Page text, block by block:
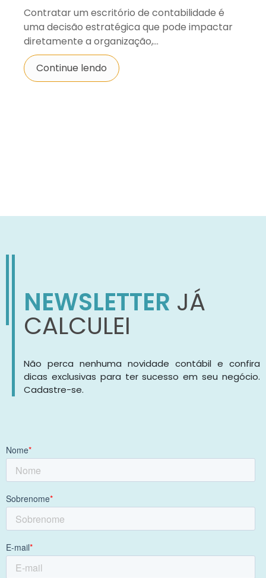
Contratar um escritório de contabilidade é
uma decisão estratégica que pode impactar
diretamente a organização,...
Continue lendo
NEWSLETTER JÁ
CALCULEI
Não perca nenhuma novidade contábil e confira
dicas exclusivas para ter sucesso em seu negócio.
Cadastre-se.